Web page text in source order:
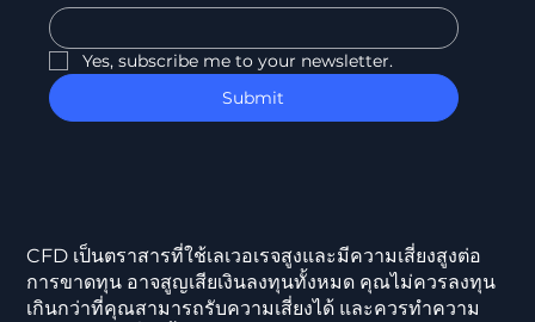
Yes, subscribe me to your newsletter.
Submit
CFD เป็นตราสารที่ใช้เลเวอเรจสูงและมีความเสี่ยงสูงต่อ
การขาดทุน อาจสูญเสียเงินลงทุนทั้งหมด คุณไม่ควรลงทุน
เกินกว่าที่คุณสามารถรับความเสี่ยงได้ และควรทำความ